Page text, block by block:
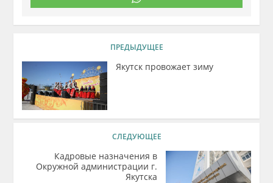
ПРЕДЫДУЩЕЕ
Якутск провожает зиму
СЛЕДУЮЩЕЕ
Кадровые назначения в
Окружной администрации г.
Якутска